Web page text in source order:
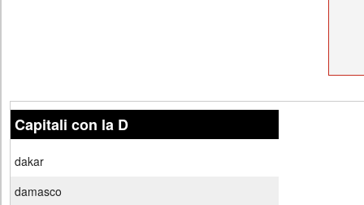
Capitali con la D
dakar
damasco